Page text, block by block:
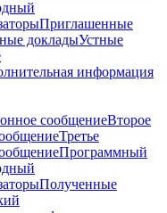
Приглашенные
докладыУстные
информация
сообщениеВторое
Третье
Программный
Полученные